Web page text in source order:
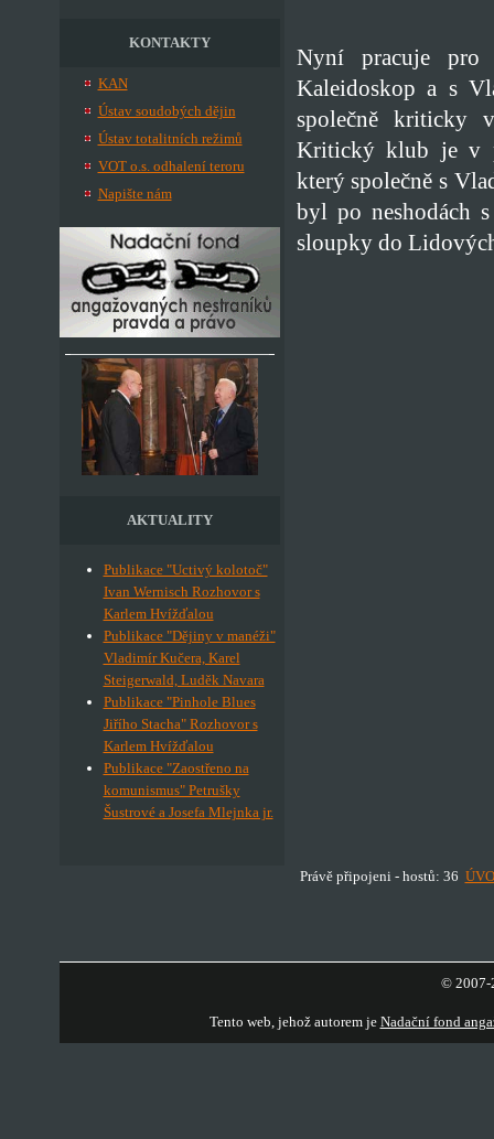
KONTAKTY
KAN
Ústav soudobých dějin
Ústav totalitních režimů
VOT o.s. odhalení teroru
Napište nám
AKTUALITY
Publikace "Uctivý kolotoč"
Ivan Wernisch Rozhovor s
Karlem Hvížďalou
Publikace "Dějiny v manéži"
Vladimír Kučera, Karel
Steigerwald, Luděk Navara
Publikace "Pinhole Blues
Jiřího Stacha" Rozhovor s
Karlem Hvížďalou
Publikace "Zaostřeno na
komunismus" Petrušky
Šustrové a Josefa Mlejnka jr.
Nyní pracuje pro
Kaleidoskop a s
společně kriticky
Kritický klub je v
který společně s
byl po neshodách
sloupky do
Právě připojeni - hostů: 36
© 2007-
Tento web, jehož autorem je Nadační fond